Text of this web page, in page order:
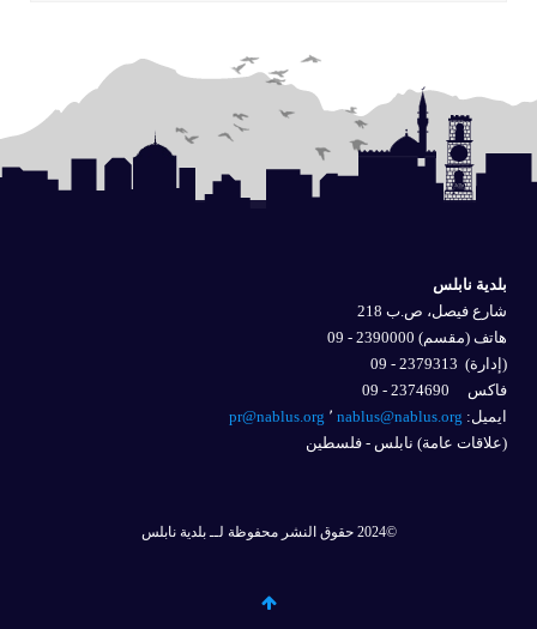
بلدية نابلس
شارع فيصل، ص.ب 218
هاتف (مقسم) 2390000 - 09
(إدارة)
فاكس 2374690 - 09
ايميل: nablus@nablus.org
pr@nablus.org
(علاقات عامة) نابلس - فلسطين
©2024 حقوق النشر محفوظة لــ بلدية نابلس